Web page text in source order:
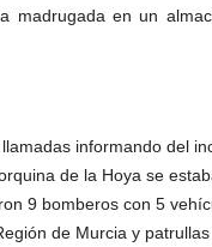
madrugada en un
informando del
de la Hoya se
9 bomberos con 5
de Murcia y